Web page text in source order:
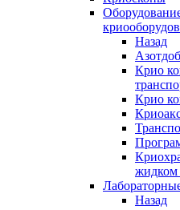
Назад
Крио
Крио
жидком
Назад